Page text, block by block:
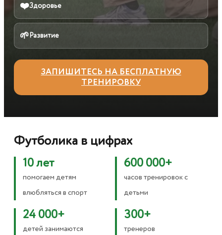
❤️Здоровье
🌱Развитие
ЗАПИШИТЕСЬ НА БЕСПЛАТНУЮ
ТРЕНИРОВКУ
Футболика в цифрах
10 лет
помогаем детям
влюбляться в спорт
600 000+
часов тренировок с
детьми
24 000+
детей занимаются
300+
тренеров